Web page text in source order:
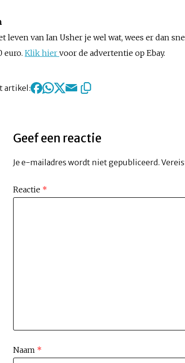
leven van Ian Usher je wel wat, wees er dan
euro. Klik hier voor de advertentie op Ebay.
artikel:
Geef een reactie
Je e-mailadres wordt niet gepubliceerd.
Reactie *
Naam *